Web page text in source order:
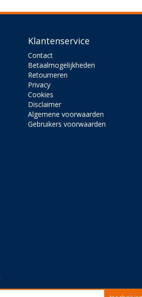
Klantenservice
Contact
Betaalmogelijkheden
Retourneren
Privacy
Cookies
Disclaimer
Algemene voorwaarden
Gebruikers voorwaarden